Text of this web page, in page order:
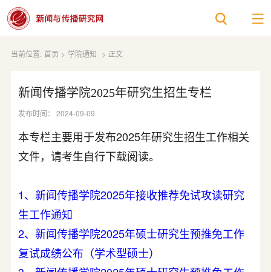
当前位置: 首页 > 学院通知 > 正文
新闻传播学院2025年研究生招生专栏
发布时间： 2024-09-09
本专栏主要用于发布2025年研究生招生工作相关
文件，请考生自行下载阅读。
1、新闻传播学院2025年接收推荐免试攻读研究
生工作通知
2、新闻传播学院2025年硕士研究生预推免工作
复试成绩公布（学术型硕士）